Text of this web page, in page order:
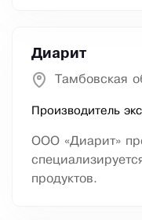
Диарит
Тамбовская
Производитель
ООО «Диарит»
продуктов.